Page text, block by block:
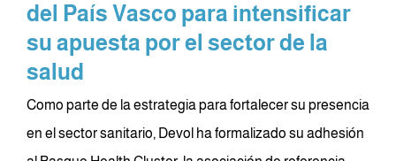
del País Vasco para intensificar
su apuesta por el sector de la
salud
Como parte de la estrategia para fortalecer su presencia
en el sector sanitario, Devol ha formalizado su adhesión